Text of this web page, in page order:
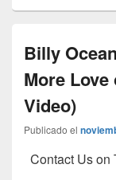
Billy
More
Video)
Publicado el
Contact Us on